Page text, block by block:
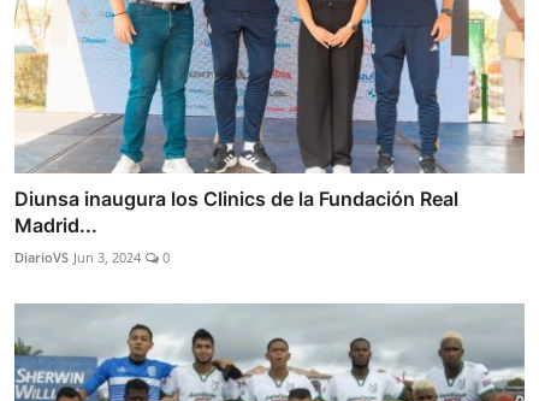
Diunsa inaugura los Clinics de la Fundación Real
Madrid...
DiarioVS Jun 3, 2024 0